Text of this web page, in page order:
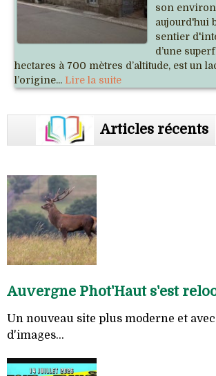
son
aujourd'hui
sentier
d’une
hectares à 700 mètres d’altitude, est un
l’origine... Lire la suite
Articles récents
Auvergne Phot'Haut s'est
Un nouveau site plus moderne et
d'images...